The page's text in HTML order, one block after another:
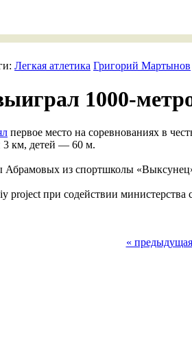
Легкая атлетика Григорий Мартынов
1000-
первое место на соревнованиях в
3 км, детей — 60 м.
из спортшколы
project при содействии
«